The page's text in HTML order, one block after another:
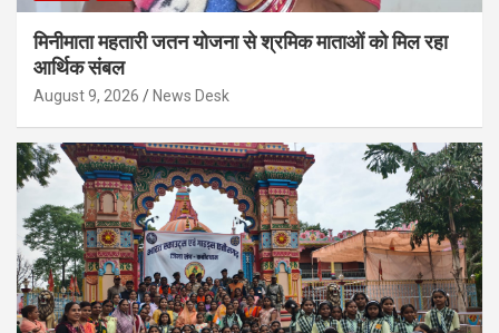
मिनीमाता महतारी जतन योजना से श्रमिक माताओं को मिल रहा
आर्थिक संबल
August 9, 2026 News Desk